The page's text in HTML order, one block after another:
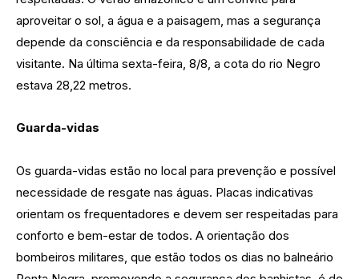
aproveitar o sol, a água e a paisagem, mas a segurança
depende da consciência e da responsabilidade de cada
visitante. Na última sexta-feira, 8/8, a cota do rio Negro
estava 28,22 metros.
Guarda-vidas
Os guarda-vidas estão no local para prevenção e possível
necessidade de resgate nas águas. Placas indicativas
orientam os frequentadores e devem ser respeitadas para
conforto e bem-estar de todos. A orientação dos
bombeiros militares, que estão todos os dias no balneário